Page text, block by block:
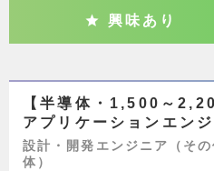
興味あり
【半導体・1,500～
アプリケーションエン
設計・開発エンジニア（そ
体）